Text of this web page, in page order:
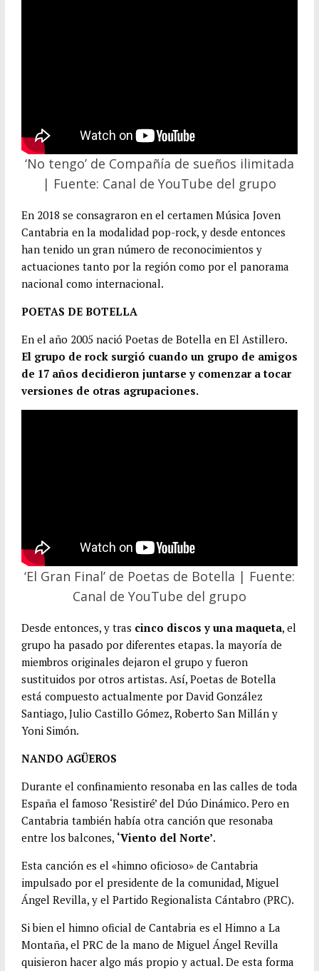
‘No tengo’ de Compañía de sueños ilimitada
| Fuente: Canal de YouTube del grupo
En 2018 se consagraron en el certamen Música Joven
Cantabria en la modalidad pop-rock, y desde entonces
han tenido un gran número de reconocimientos y
actuaciones tanto por la región como por el panorama
nacional como internacional.
POETAS DE BOTELLA
En el año 2005 nació Poetas de Botella en El Astillero.
El grupo de rock surgió cuando un grupo de amigos
de 17 años decidieron juntarse y comenzar a tocar
versiones de otras agrupaciones.
‘El Gran Final’ de Poetas de Botella | Fuente:
Canal de YouTube del grupo
Desde entonces, y tras cinco discos y una maqueta, el
grupo ha pasado por diferentes etapas. la mayoría de
miembros originales dejaron el grupo y fueron
sustituidos por otros artistas. Así, Poetas de Botella
está compuesto actualmente por David González
Santiago, Julio Castillo Gómez, Roberto San Millán y
Yoni Simón.
NANDO AGÜEROS
Durante el confinamiento resonaba en las calles de toda
España el famoso ‘Resistiré’ del Dúo Dinámico. Pero en
Cantabria también había otra canción que resonaba
entre los balcones, ‘Viento del Norte’.
Esta canción es el «himno oficioso» de Cantabria
impulsado por el presidente de la comunidad, Miguel
Ángel Revilla, y el Partido Regionalista Cántabro (PRC).
Si bien el himno oficial de Cantabria es el Himno a La
Montaña, el PRC de la mano de Miguel Ángel Revilla
quisieron hacer algo más propio y actual. De esta forma